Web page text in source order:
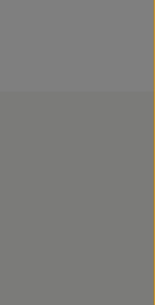
verbraucher
www.instagram.com/